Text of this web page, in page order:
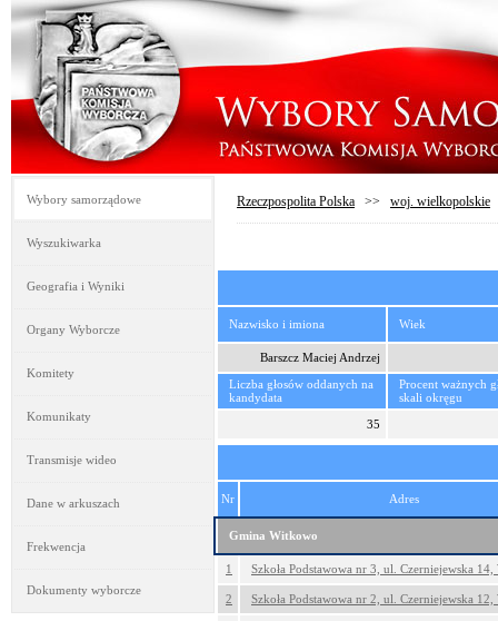
Wybory samorządowe
Wyszukiwarka
Geografia i Wyniki
Organy Wyborcze
Komitety
Komunikaty
Transmisje wideo
Dane w arkuszach
Frekwencja
Dokumenty wyborcze
Rzeczpospolita Polska >> woj. wielkopolskie
Nazwisko i imiona Wiek
Barszcz Maciej Andrzej
Liczba głosów oddanych na
kandydata
Procent ważnych
skali okręgu
35
Nr Adres
Gmina Witkowo
1 Szkoła Podstawowa nr 3, ul. Czerniejewska
2 Szkoła Podstawowa nr 2, ul. Czerniejewska